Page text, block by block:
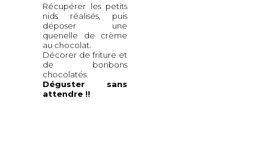
Récupérer les petits
nids réalisés, puis
déposer une
quenelle de crème
au chocolat.
Décorer de friture et
de bonbons
chocolatés.
Déguster sans
attendre !!